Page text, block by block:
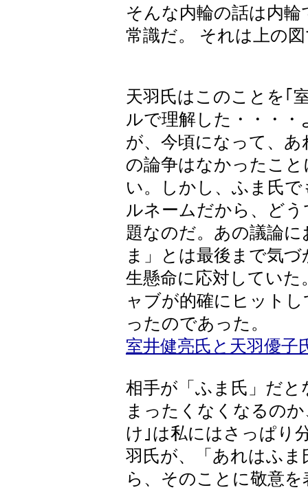
そんな内輪の話は内
常識だ。 それは上の
天羽氏はこのことを｢
ルで理解した・・・・
が、今頃になって、
の論争はなかったこ
い。しかし、ふま氏
ルネームだから、ど
題なのだ。あの議論
ま」とは最後まで気
生懸命に応対してい
ャブが的確にヒット
ったのであった。
室井健亮氏と天羽優子
相手が「ふま氏」だ
まったくなくなるの
け｣は私にはさっぱり
羽氏が、「あれはふ
ら、そのことに敬意